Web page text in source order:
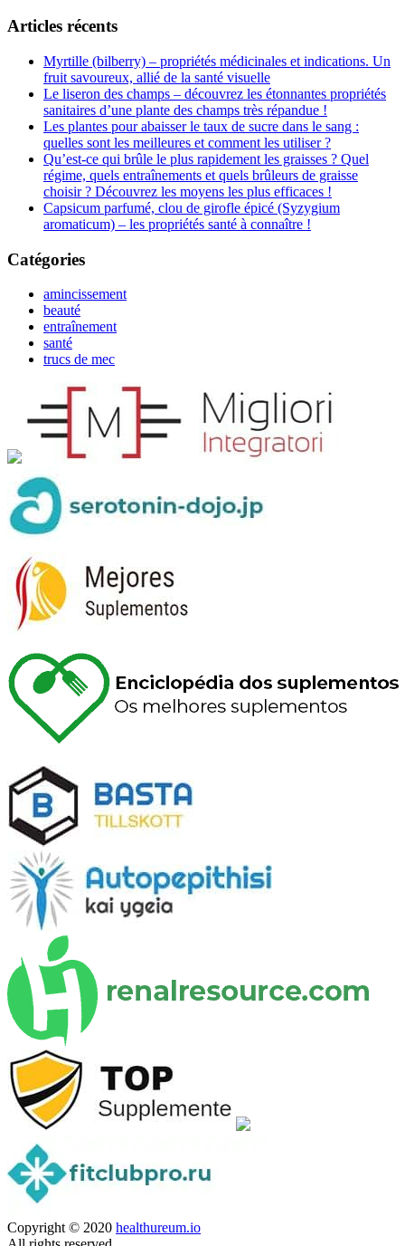
Articles récents
Myrtille (bilberry) – propriétés médicinales et indications. Un
fruit savoureux, allié de la santé visuelle
Le liseron des champs – découvrez les étonnantes propriétés
sanitaires d’une plante des champs très répandue !
Les plantes pour abaisser le taux de sucre dans le sang :
quelles sont les meilleures et comment les utiliser ?
Qu’est-ce qui brûle le plus rapidement les graisses ? Quel
régime, quels entraînements et quels brûleurs de graisse
choisir ? Découvrez les moyens les plus efficaces !
Capsicum parfumé, clou de girofle épicé (Syzygium
aromaticum) – les propriétés santé à connaître !
Catégories
amincissement
beauté
entraînement
santé
trucs de mec
Copyright © 2020 healthureum.io